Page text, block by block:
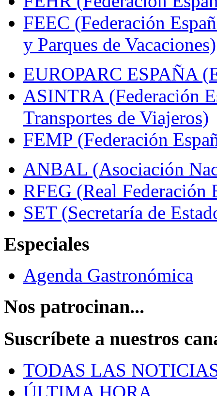
FEEC (Federación
y Parques de Vacaciones)
EUROPARC ESPAÑA
ASINTRA (Federación
Transportes de Viajeros)
FEMP (Federación
ANBAL (Asociación
RFEG (Real Federación
SET (Secretaría de
Especiales
Agenda Gastronómica
Nos patrocinan...
Suscríbete a nuestros
TODAS LAS
ÚLTIMA HORA